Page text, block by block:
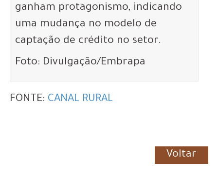
ganham protagonismo, indicando
uma mudança no modelo de
captação de crédito no setor.
Foto: Divulgação/Embrapa
FONTE: CANAL RURAL
Voltar